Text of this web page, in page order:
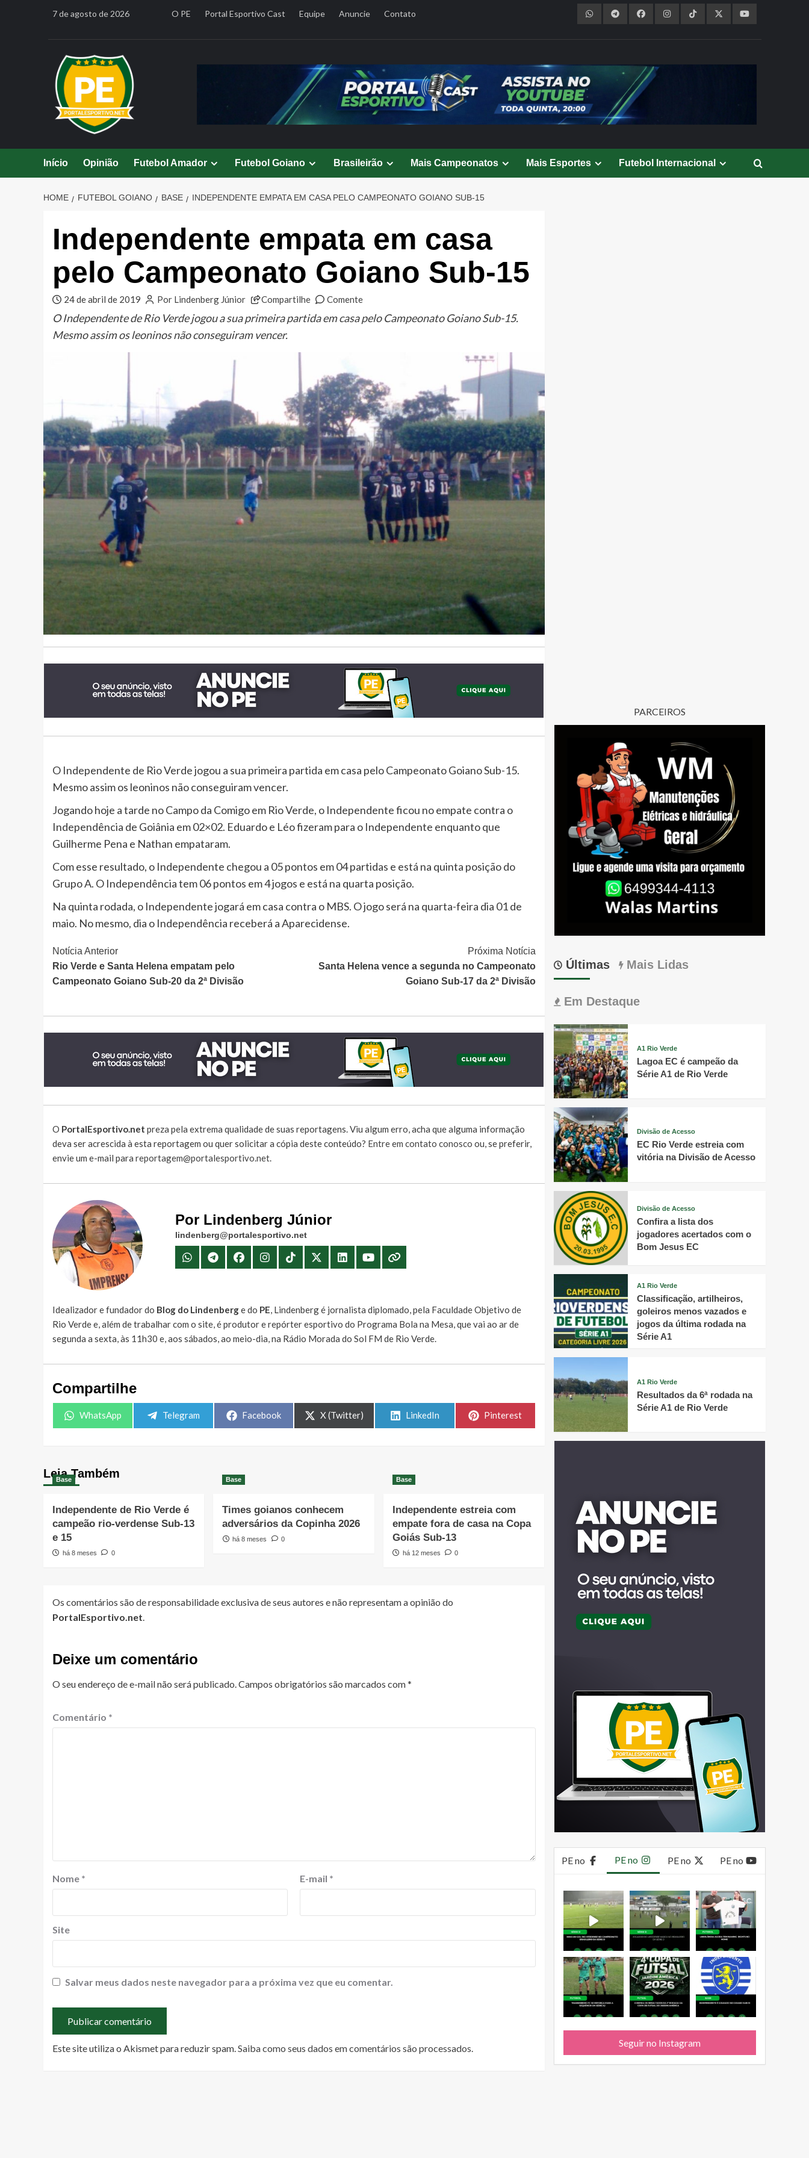
7 de agosto de 2026 O PE Portal Esportivo Cast Equipe Anuncie Contato
Início Opinião Futebol Amador Futebol Goiano Brasileirão Mais Campeonatos Mais Esportes Futebol Internacional
HOME FUTEBOL GOIANO BASE INDEPENDENTE EMPATA EM CASA PELO CAMPEONATO GOIANO SUB-15
Independente empata em casa
pelo Campeonato Goiano Sub-15
24 de abril de 2019 Por Lindenberg Júnior Compartilhe Comente
O Independente de Rio Verde jogou a sua primeira partida em casa pelo Campeonato Goiano Sub-15.
Mesmo assim os leoninos não conseguiram vencer.
O Independente de Rio Verde jogou a sua primeira partida em casa pelo Campeonato Goiano Sub-15.
Mesmo assim os leoninos não conseguiram vencer.
Jogando hoje a tarde no Campo da Comigo em Rio Verde, o Independente ficou no empate contra o
Independência de Goiânia em 02×02. Eduardo e Léo fizeram para o Independente enquanto que
Guilherme Pena e Nathan empataram.
Com esse resultado, o Independente chegou a 05 pontos em 04 partidas e está na quinta posição do
Grupo A. O Independência tem 06 pontos em 4 jogos e está na quarta posição.
Na quinta rodada, o Independente jogará em casa contra o MBS. O jogo será na quarta-feira dia 01 de
maio. No mesmo, dia o Independência receberá a Aparecidense.
Continue
Lendo
Notícia Anterior
Rio Verde e Santa Helena empatam pelo
Campeonato Goiano Sub-20 da 2ª Divisão
Próxima Notícia
Santa Helena vence a segunda no Campeonato
Goiano Sub-17 da 2ª Divisão
O PortalEsportivo.net preza pela extrema qualidade de suas reportagens. Viu algum erro, acha que alguma informação
deva ser acrescida à esta reportagem ou quer solicitar a cópia deste conteúdo? Entre em contato conosco ou, se preferir,
envie um e-mail para reportagem@portalesportivo.net
Por Lindenberg Júnior
lindenberg@portalesportivo.net
Idealizador e fundador do Blog do Lindenberge do PE , Lindenberg é jornalista diplomado, pela Faculdade Objetivo de
Rio Verde e, além de trabalhar com o site, é produtor e repórter esportivo do Programa Bola na Mesa, que vai ao ar de
segunda a sexta, às 11h30 e, aos sábados, ao meio-dia, na Rádio Morada do Sol FM de Rio Verde.
Compartilhe
Share
WhatsApp
Share
Telegram
Share
Facebook
Share
on
X (Twitter)
Share
LinkedIn
Share
Pinterest
Leia Também
Base
Independente de Rio Verde é
campeão rio-verdense Sub-13
e 15
há 8 meses 0
Base
Times goianos conhecem
adversários da Copinha 2026
há 8 meses 0
Base
Independente estreia com
empate fora de casa na Copa
Goiás Sub-13
há 12 meses 0
Os comentários são de responsabilidade exclusiva de seus autores e não representam a opinião do
PortalEsportivo.net
Deixe um comentário
O seu endereço de e-mail não será publicado. Campos obrigatórios são marcados com*
Comentário *
Nome * E-mail *
Site
Salvar meus dados neste navegador para a próxima vez que eu comentar.
Este site utiliza o Akismet para reduzir spam.Saiba como seus dados em comentários são processados.
PARCEIROS
Últimas Mais Lidas
Em Destaque
A1 Rio Verde
Lagoa EC é campeão da
Série A1 de Rio Verde
Divisão de Acesso
EC Rio Verde estreia com
vitória na Divisão de Acesso
Divisão de Acesso
Confira a lista dos
jogadores acertados com o
Bom Jesus EC
A1 Rio Verde
Classificação, artilheiros,
goleiros menos vazados e
jogos da última rodada na
Série A1
A1 Rio Verde
Resultados da 6ª rodada na
Série A1 de Rio Verde
PE no PE no PE no PE no
Seguir no Instagram